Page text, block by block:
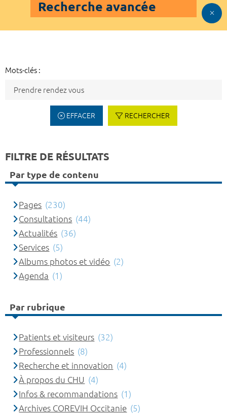
Recherche avancée
Mots-clés :
EFFACER RECHERCHER
FILTRE DE RÉSULTATS
Par type de contenu
Pages (230)
Consultations (44)
Actualités (36)
Services (5)
Albums photos et vidéo (2)
Agenda (1)
Par rubrique
Patients et visiteurs (32)
Professionnels (8)
Recherche et innovation (4)
À propos du CHU (4)
Infos & recommandations (1)
Archives COREVIH Occitanie (5)